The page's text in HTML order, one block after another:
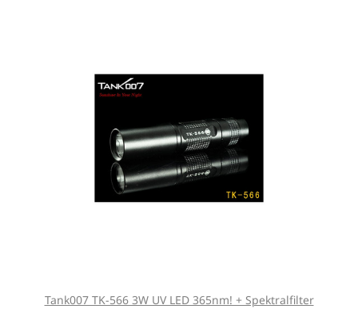
Tank007 TK-566 3W UV LED 365nm! + Spektralfilter